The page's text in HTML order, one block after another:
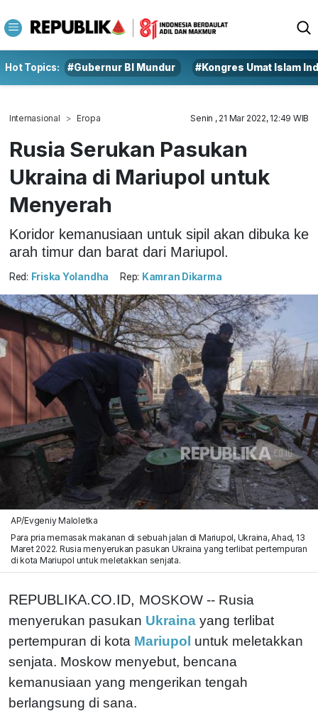
Hot Topics: #Gubernur BI Mundur #Kongres Umat Islam
Internasional Eropa Senin , 21 Mar 2022, 12:49 WIB
Rusia Serukan Pasukan
Ukraina di Mariupol untuk
Menyerah
Koridor kemanusiaan untuk sipil akan dibuka ke
arah timur dan barat dari Mariupol.
Red: Friska Yolandha Rep: Kamran Dikarma
AP/Evgeniy Maloletka
Para pria memasak makanan di sebuah jalan di Mariupol, Ukraina, Ahad, 13
Maret 2022. Rusia menyerukan pasukan Ukraina yang terlibat pertempuran
di kota Mariupol untuk meletakkan senjata.
REPUBLIKA.CO.ID, MOSKOW -- Rusia
menyerukan pasukan Ukraina yang terlibat
pertempuran di kota Mariupol untuk meletakkan
senjata. Moskow menyebut, bencana
kemanusiaan yang mengerikan tengah
berlangsung di sana.